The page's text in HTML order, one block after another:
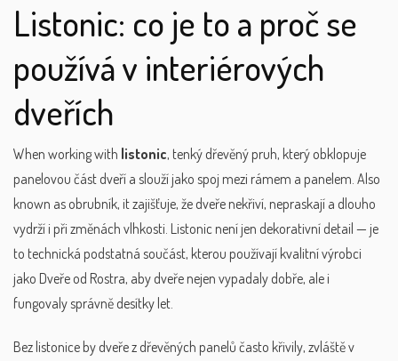
Listonic: co je to a proč se
používá v interiérových
dveřích
When working with listonic, tenký dřevěný pruh, který obklopuje
panelovou část dveří a slouží jako spoj mezi rámem a panelem. Also
known as obrubník, itzajišťuje, že dveře nekřiví, nepraskají a dlouho
vydrží i při změnách vlhkosti. Listonic není jen dekorativní detail — je
to technická podstatná součást, kterou používají kvalitní výrobci
jako Dveře od Rostra, aby dveře nejen vypadaly dobře, ale i
fungovaly správně desítky let.
Bez listonice by dveře z dřevěných panelů často křivily, zvláště v